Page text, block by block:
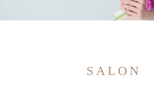
SALON